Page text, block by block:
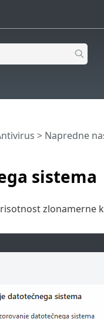
sistema
> Napredne
zlonamerne